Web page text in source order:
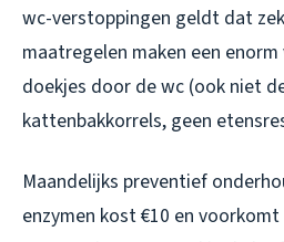
wc-verstoppingen geldt dat
maatregelen maken een
doekjes door de wc (ook niet
kattenbakkorrels, geen
Maandelijks preventief
enzymen kost €10 en